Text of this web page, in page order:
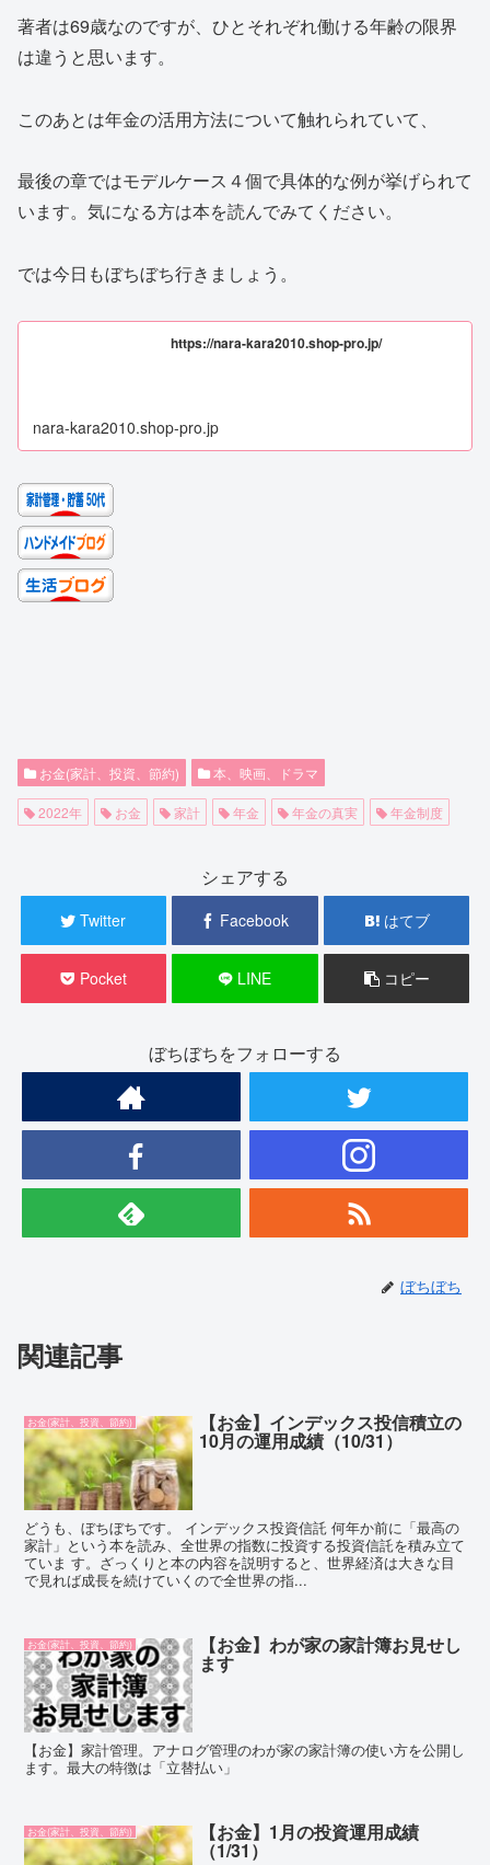
著者は69歳なのですが、ひとそれぞれ働ける年齢の限界
は違うと思います。
このあとは年金の活用方法について触れられていて、
最後の章ではモデルケース４個で具体的な例が挙げられて
います。気になる方は本を読んでみてください。
では今日もぼちぼち行きましょう。
https://nara-kara2010.shop-pro.jp/
nara-kara2010.shop-pro.jp
お金(家計、投資、節約) 本、映画、ドラマ
2022年 お金 家計 年金 年金の真実 年金制度
シェアする
Twitter Facebook はてブ
Pocket LINE コピー
ぼちぼちをフォローする
ぼちぼち
関連記事
お金(家計、投資、節約) 【お金】インデックス投信積立の
10月の運用成績（10/31）
どうも、ぼちぼちです。 インデックス投資信託 何年か前に「最高の
家計」という本を読み、全世界の指数に投資する投資信託を積み立て
ていま す。ざっくりと本の内容を説明すると、世界経済は大きな目
で見れば成長を続けていくので全世界の指...
お金(家計、投資、節約) 【お金】わが家の家計簿お見せし
ます
【お金】家計管理。アナログ管理のわが家の家計簿の使い方を公開し
ます。最大の特徴は「立替払い」
お金(家計、投資、節約) 【お金】1月の投資運用成績
（1/31）